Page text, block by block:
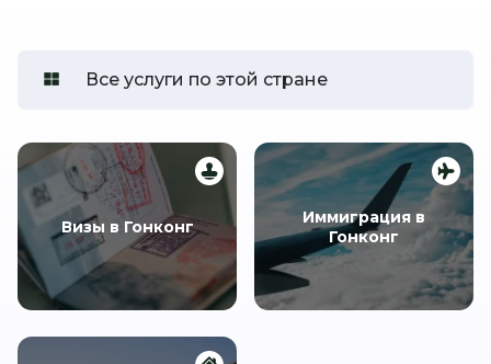
Все услуги по этой стране
Визы в Гонконг
Иммиграция в
Гонконг